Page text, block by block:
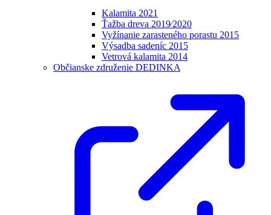
Kalamita 2021
Ťažba dreva 2019⁄2020
Vyžínanie zarasteného porastu 2015
Výsadba sadeníc 2015
Vetrová kalamita 2014
Občianske združenie DEDINKA